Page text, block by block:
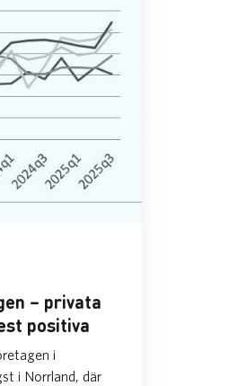
– privata
positiva
i
i Norrland, där